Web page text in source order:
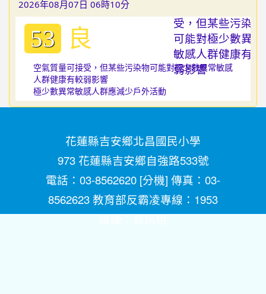
2026年08月07日 06時10分
53 良
空氣質量可接受，但某些污染物可能對極少數異常敏感
人群健康有較弱影響
極少數異常敏感人群應減少戶外活動
花蓮縣吉安鄉北昌國民小學
973 花蓮縣吉安鄉自強路533號
電話：03-8562620 [分機] 傳真：03-
8562623 教育部反霸凌專線：1953
維護：資訊組